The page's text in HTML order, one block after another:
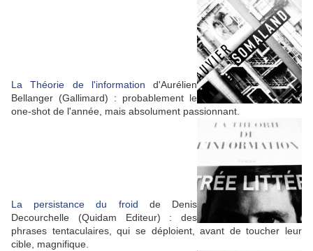
La Théorie de l'information d'Aurélien
Bellanger (Gallimard) : probablement le
one-shot de l'année, mais absolument passionnant.
La persistance du froid de Denis
Decourchelle (Quidam Editeur) : des
phrases tentaculaires, qui se déploient, avant de toucher leur
cible, magnifique.